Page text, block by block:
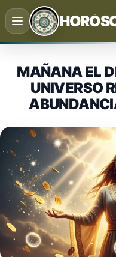
Saltar
al
contenido
MAÑANA EL
UNIVERSO